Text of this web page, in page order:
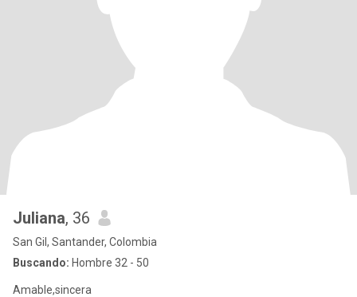
Juliana, 36
San Gil, Santander, Colombia
Buscando: Hombre 32 - 50
Amable,sincera